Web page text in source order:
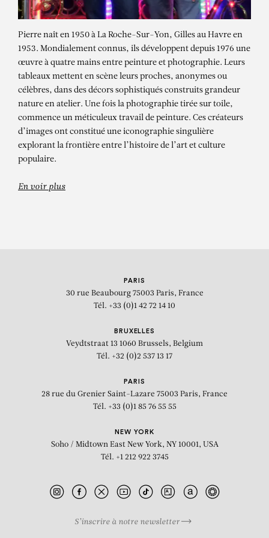
PIERRE ET GILLES
Le chevalier du crépuscule (Jules)
Pierre naît en 1950 à La Roche-Sur-Yon, Gilles au Havre en
1953. Mondialement connus, ils développent depuis 1976 une
œuvre à quatre mains entre peinture et photographie. Leurs
tableaux mettent en scène leurs proches, anonymes ou
célèbres, dans des décors sophistiqués construits grandeur
nature en atelier. Une fois la photographie tirée sur toile,
commence un méticuleux travail de peinture. Ces créateurs
d’images ont constitué une iconographie singulière
explorant la frontière entre l’histoire de l’art et culture
populaire.
En voir plus
PARIS
30 rue Beaubourg 75003 Paris, France
Tél. +33 (0)1 42 72 14 10
BRUXELLES
Veydtstraat 13 1060 Brussels, Belgium
Tél. +32 (0)2 537 13 17
PARIS
28 rue du Grenier Saint-Lazare 75003 Paris, France
Tél. +33 (0)1 85 76 55 55
NEW YORK
Soho / Midtown East New York, NY 10001, USA
Tél. +1 212 922 3745
S’inscrire à notre newsletter